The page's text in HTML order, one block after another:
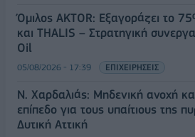
Όμιλος AKTOR: Εξαγοράζει το
και THALIS – Στρατηγική
Oil
05/08/2026 - 17:39 ΕΠΙΧΕΙΡΗΣΕΙΣ
Ν. Χαρδαλιάς: Μηδενική ανοχή
επίπεδο για τους υπαίτιους της
Δυτική Αττική